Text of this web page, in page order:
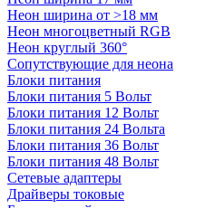
Неон ширина от >18 мм
Неон многоцветный RGB
Неон круглый 360°
Сопутствующие для неона
Блоки питания
Блоки питания 5 Вольт
Блоки питания 12 Вольт
Блоки питания 24 Вольта
Блоки питания 36 Вольт
Блоки питания 48 Вольт
Сетевые адаптеры
Драйверы токовые